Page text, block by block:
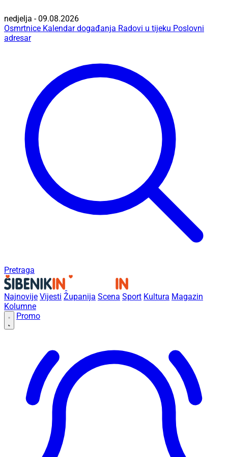
nedjelja - 09.08.2026
Osmrtnice Kalendar događanja Radovi u tijeku Poslovni
adresar
Pretraga
Najnovije Vijesti Županija Scena Sport Kultura Magazin
Kolumne
Promo